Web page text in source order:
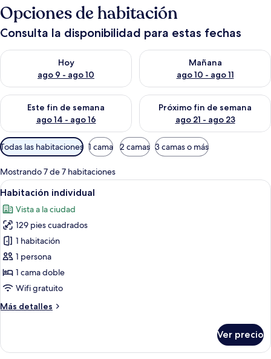
Opciones de habitación
Consulta la disponibilidad para estas fechas
Hoy
ago 9 - ago 10
Consulta la disponibilidad para hoy ago 9 - ago 10
Mañana
ago 10 - ago 11
Consulta la disponibilidad
Este fin de semana
ago 14 - ago 16
Consulta la disponibilidad para este fin de semana ago 14 -
Próximo fin de semana
ago 21 - ago 23
Consulta la disponibilidad
Filtros
disponibles
para
las
habitaciones
Todas las habitaciones 1 cama 2 camas 3 camas o más
Mostrando 7 de 7 habitaciones
Abrir
todas
las
fotos
de
Habitación
individual
Una habitación de hotel con una
8
Habitación individual
Vista a la ciudad
129 pies cuadrados
1 habitación
1 persona
1 cama doble
Wifi gratuito
Más detalles
Más
individual
Ver precio